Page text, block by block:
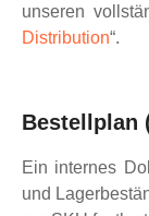
unseren
Distribution“.
Bestellplan
Ein internes
und